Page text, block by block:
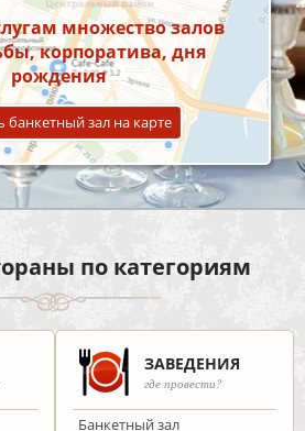
множество залов
корпоратива, дня
рождения
банкетный зал на карте
по категориям
ЗАВЕДЕНИЯ
где провести?
Банкетный зал